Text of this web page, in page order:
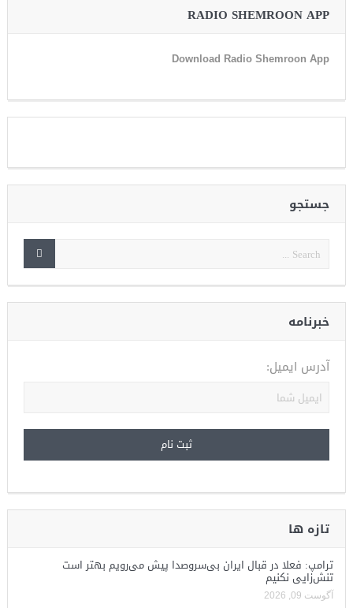
RADIO SHEMROON APP
Download Radio Shemroon App
جستجو
خبرنامه
آدرس ایمیل:
تازه ها
ترامپ: فعلا در قبال ایران بی‌سروصدا پیش می‌رویم بهتر است
تنش‌زایی نکنیم
آگوست 09, 2026